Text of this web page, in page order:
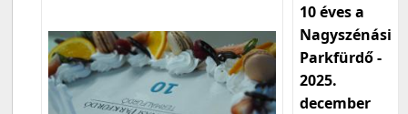
10 éves a
Nagyszénási
Parkfürdő -
2025.
december